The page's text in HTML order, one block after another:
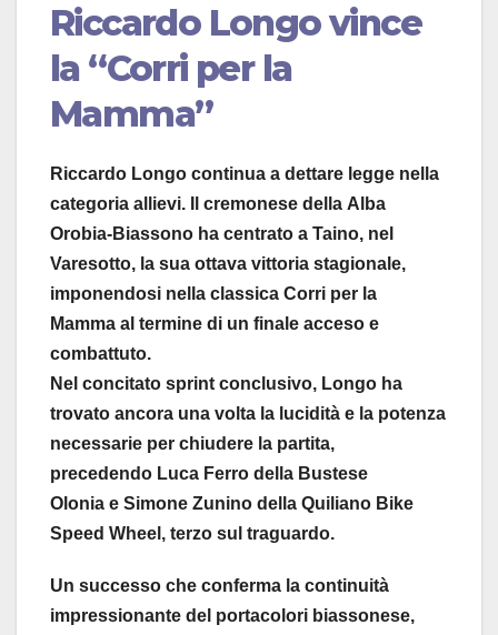
Riccardo Longo vince
la “Corri per la
Mamma”
Riccardo Longo continua a dettare legge nella
categoria allievi. Il cremonese della Alba
Orobia‑Biassono ha centrato a Taino, nel
Varesotto, la sua ottava vittoria stagionale,
imponendosi nella classica Corri per la
Mamma al termine di un finale acceso e
combattuto.
Nel concitato sprint conclusivo, Longo ha
trovato ancora una volta la lucidità e la potenza
necessarie per chiudere la partita,
precedendo Luca Ferro della Bustese
Olonia e Simone Zunino della Quiliano Bike
Speed Wheel, terzo sul traguardo.
Un successo che conferma la continuità
impressionante del portacolori biassonese,